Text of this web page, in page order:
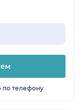
по телефону